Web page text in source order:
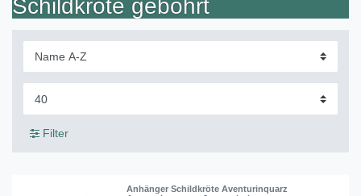
Schildkröte gebohrt
Filter
Anhänger Schildkröte Aventurinquarz